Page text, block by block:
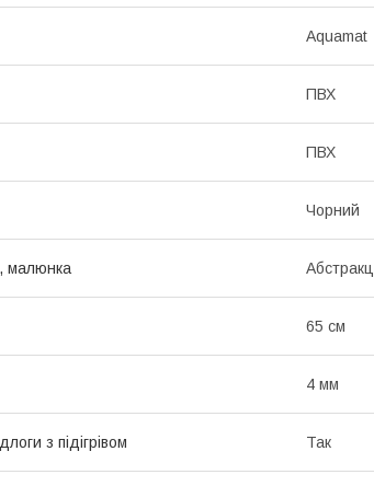
Aquamat
ПВХ
ПВХ
Чорний
малюнка
65 см
4 мм
з підігрівом Так